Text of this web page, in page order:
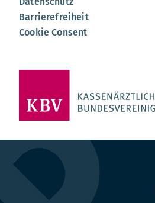
Barrierefreiheit
Cookie Consent